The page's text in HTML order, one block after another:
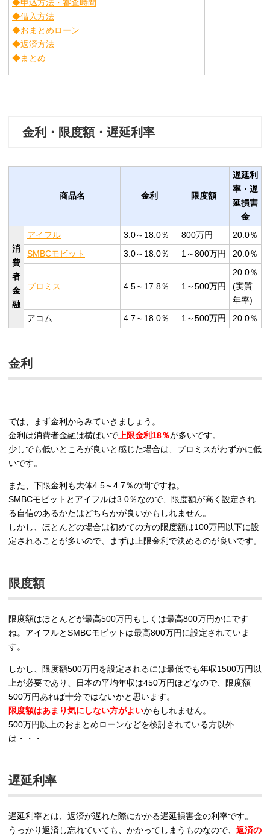
◆申込方法・審査時間
◆借入方法
◆おまとめローン
◆返済方法
◆まとめ
金利・限度額・遅延利率
商品名 金利 限度額
遅延利
率・遅
延損害
金
消
費
者
金
融
アイフル 3.0～18.0％ 800万円
20.0％
SMBCモビット
3.0～18.0％ 1～800万円 20.0％
プロミス 4.5～17.8％ 1～500万円
20.0％
(実質
年率)
アコム
4.7～18.0％ 1～500万円 20.0％
金利
では、まず金利からみていきましょう。
金利は消費者金融は横ばいで 上限金利18％が多いです。
少しでも低いところが良いと感じた場合は、プロミスがわずかに低
いです。
また、下限金利も大体4.5～4.7％の間ですね。
SMBCモビットとアイフルは3.0％なので、限度額が高く設定され
る自信のあるかたはどちらかが良いかもしれません。
しかし、ほとんどの場合は初めての方の限度額は100万円以下に設
定されることが多いので、まずは上限金利で決めるのが良いです。
限度額
限度額はほとんどが最高500万円もしくは最高800万円かにです
ね。アイフルとSMBCモビットは最高800万円に設定されていま
す。
しかし、限度額500万円を設定されるには最低でも年収1500万円以
上が必要であり、日本の平均年収は450万円ほどなので、限度額
500万円あれば十分ではないかと思います。
限度額はあまり気にしない方がよいかもしれません。
500万円以上のおまとめローンなどを検討されている方以外
は・・・
遅延利率
遅延利率とは、返済が遅れた際にかかる遅延損害金の利率です。
うっかり返済し忘れていても、かかってしまうものなので、 返済の